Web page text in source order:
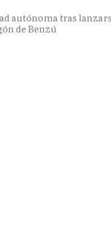
autónoma tras
de Benzú